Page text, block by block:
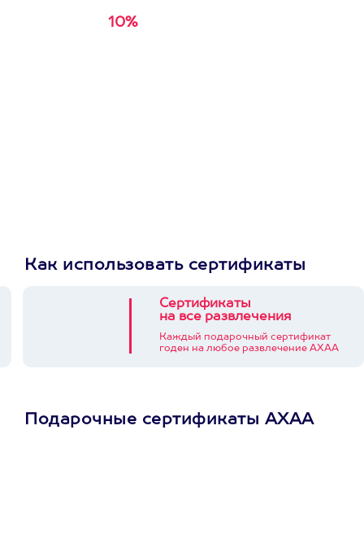
10%
Как использовать сертификаты
Сертификаты
на все развлечения
Каждый подарочный сертификат
годен на любое развлечение АХАА
Подарочные сертификаты АХАА